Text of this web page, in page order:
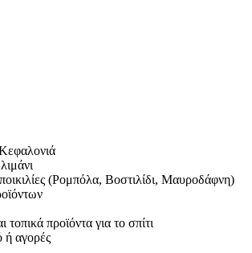
(Ρομπόλα, Βοστιλίδι, Μαυροδάφνη)
προϊόντα για το σπίτι
ή αγορές